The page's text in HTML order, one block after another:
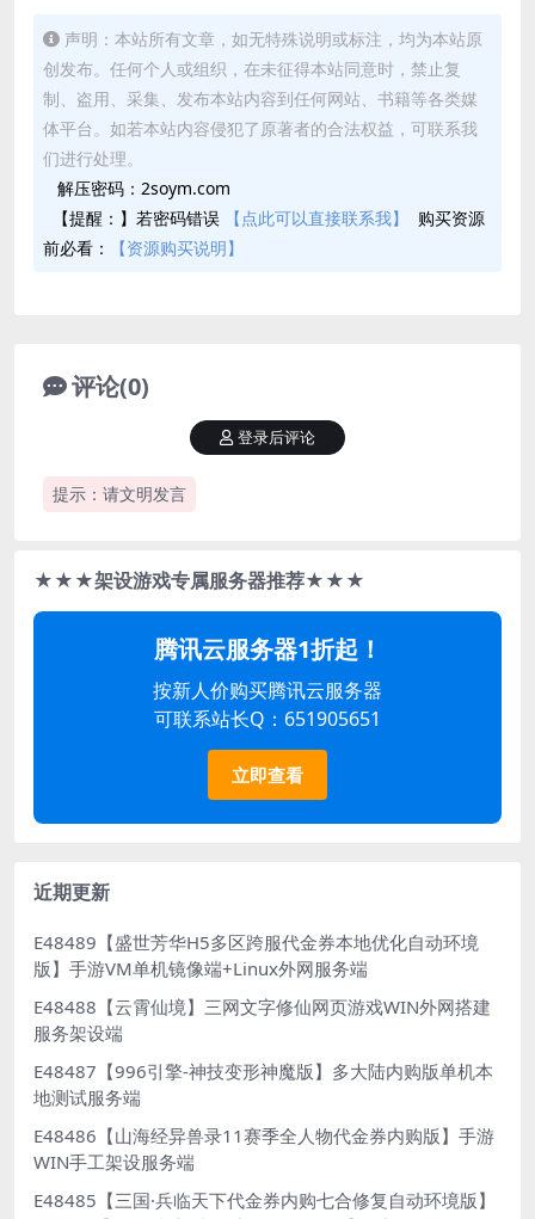
声明：本站所有文章，如无特殊说明或标注，均为本站原
创发布。任何个人或组织，在未征得本站同意时，禁止复
制、盗用、采集、发布本站内容到任何网站、书籍等各类媒
体平台。如若本站内容侵犯了原著者的合法权益，可联系我
们进行处理。
解压密码：2soym.com
【提醒：】若密码错误
【点此可以直接联系我】
购买资源
前必看：
【资源购买说明】
评论(0)
提示：请文明发言
登录后评论
★★★架设游戏专属服务器推荐★★★
腾讯云服务器1折起！
按新人价购买腾讯云服务器
可联系站长Q：651905651
立即查看
近期更新
E48489【盛世芳华H5多区跨服代金券本地优化自动环境
版】手游VM单机镜像端+Linux外网服务端
E48488【云霄仙境】三网文字修仙网页游戏WIN外网搭建
服务架设端
E48487【996引擎-神技变形神魔版】多大陆内购版单机本
地测试服务端
E48486【山海经异兽录11赛季全人物代金券内购版】手游
WIN手工架设服务端
E48485【三国·兵临天下代金券内购七合修复自动环境版】